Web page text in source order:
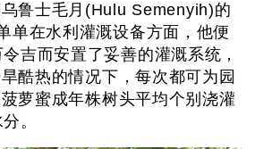
鲁士毛月(Hulu Semenyih)的
单在水利灌溉设备方面，他便
吉而安置了妥善的灌溉系统，
酷热的情况下，每次都可为园
萝蜜成年株树头平均个别浇灌
。